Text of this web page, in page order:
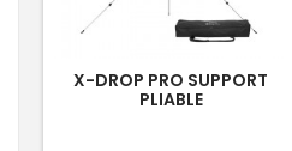
X-DROP PRO SUPPORT
PLIABLE